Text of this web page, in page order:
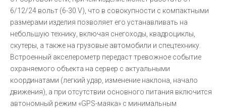
6/12/24 вольт (6-30 V), что в совокупности с компактными
размерами изделия позволяет его устанавливать на
небольшую технику, включая снегоходы, квадроциклы,
скутеры, а также на грузовые автомобили и спецтехнику.
Встроенный акселерометр передаст тревожное событие
охраняемого объекта на сервер с актуальными
координатами (легкий удар, изменение наклона, начало
движения), а при отсутствии основного питания включится
автономный режим «GPS-маяка» с минимальным